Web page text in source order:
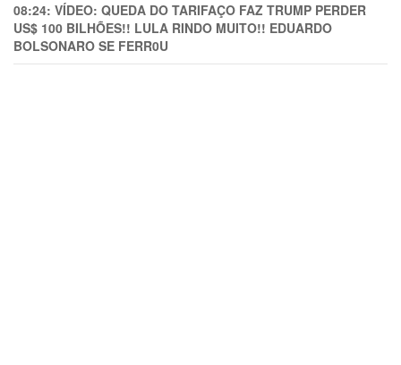
08:24: VÍDEO: QUEDA DO TARIFAÇO FAZ TRUMP PERDER
US$ 100 BILHÕES!! LULA RINDO MUITO!! EDUARDO
BOLSONARO SE FERR0U